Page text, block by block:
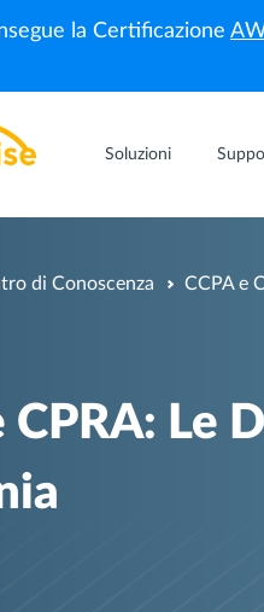
la Certificazione
Soluzioni
di Conoscenza CCPA e
CPRA: